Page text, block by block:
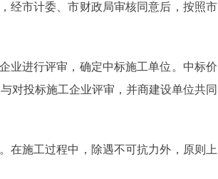
市计委、市财政局审核同意后，按照市
进行评审，确定中标施工单位。中标价
对投标施工企业评审，并商建设单位共同
施工过程中，除遇不可抗力外，原则上